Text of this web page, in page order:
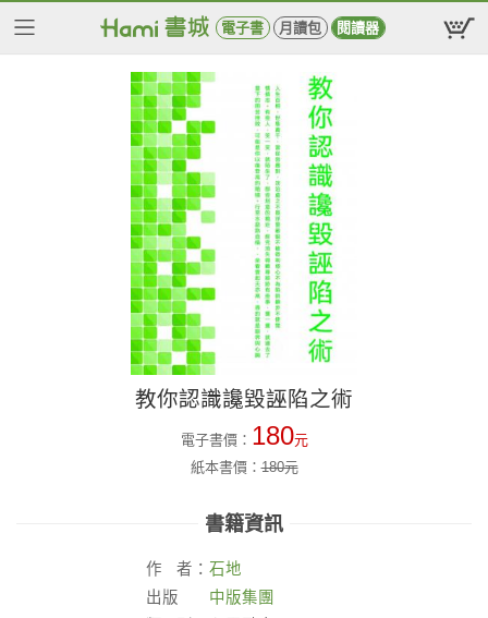
電子書 月讀包 閱讀器
教你認識讒毀誣陷之術
電子書價： 180元
紙本書價：180元
書籍資訊
作 者： 石地
出版
中版集團